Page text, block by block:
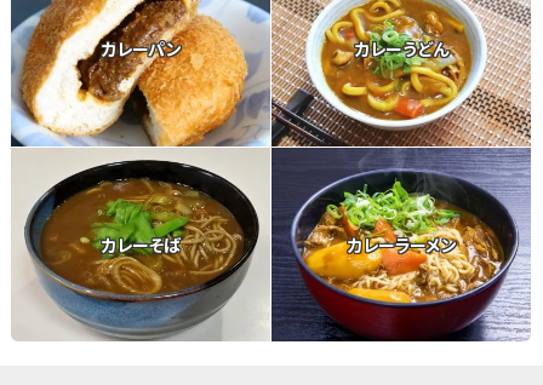
カレーパン カレーうどん
カレーそば カレーラーメン